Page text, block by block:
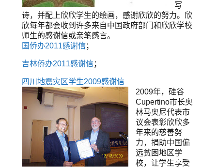
写
诗，并配上欣欣学生的绘画，感谢欣欣的努力。欣
欣每年都会收到许多来自中国政府部门和欣欣学校
师生的感谢信或亲笔感言。
国侨办2011感谢信；
吉林侨办2011感谢信；
四川地震灾区学生2009感谢信
2009年，硅谷
Cupertino市长奥
林马奥尼代表市
议会表彰欣欣多
年来的慈善努
力，捐助中国偏
远贫困地区学
校，让学生享受